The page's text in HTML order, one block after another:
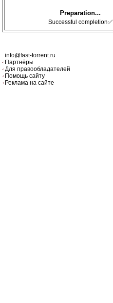
Preparation...
Successful completion✅
info@fast-torrent.ru
Партнёры
Для правообладателей
Помощь сайту
Реклама на сайте